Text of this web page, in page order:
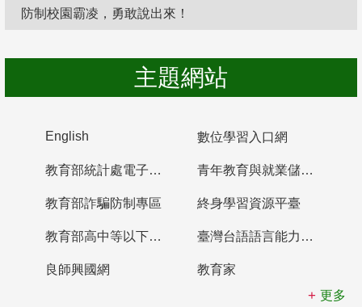
防制校園霸凌，勇敢說出來！
主題網站
English 數位學習入口網
教育部統計處電子書櫃 青年教育與就業儲蓄帳戶
教育部詐騙防制專區 終身學習資源平臺
教育部高中等以下學校及幼兒園教師資格檢定考試 臺灣台語語言能力認證網站
良師興國網
教育家
更多